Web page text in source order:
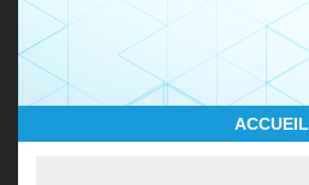
ACCUEIL